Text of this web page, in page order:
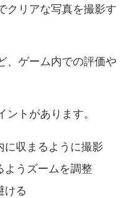
クリアな写真を撮影す
、ゲーム内での評価や
トがあります。
に収まるように撮影
ようズームを調整
ける